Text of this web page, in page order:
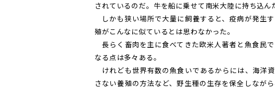
されているのだ。牛を船に乗せて南米大陸に持ち込ん
しかも狭い場所で大量に飼養すると、疫病が発生
殖がこんなに似ているとは思わなかった。
長らく畜肉を主に食べてきた欧米人著者と魚食民
なる点は多々ある。
けれども世界有数の魚食いであるからには、海洋
さない養殖の方法など、野生種の生存を保全しなが